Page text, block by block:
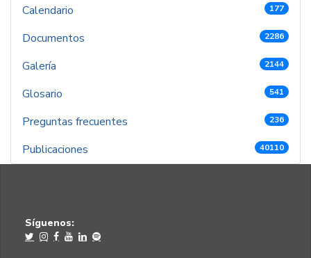
Calendario
177
Documentos 2286
Galería 2144
Glosario 541
Preguntas frecuentes 236
Publicaciones 40110
Síguenos: